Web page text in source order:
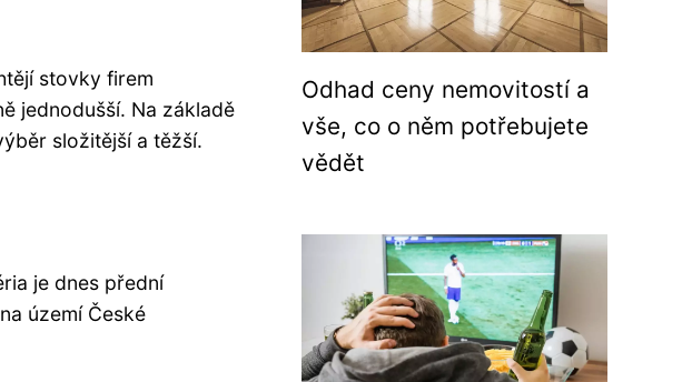
stovky firem
jednodušší. Na základě
složitější a těžší.
je dnes přední
území České
Odhad ceny nemovitostí a
vše, co o něm potřebujete
vědět